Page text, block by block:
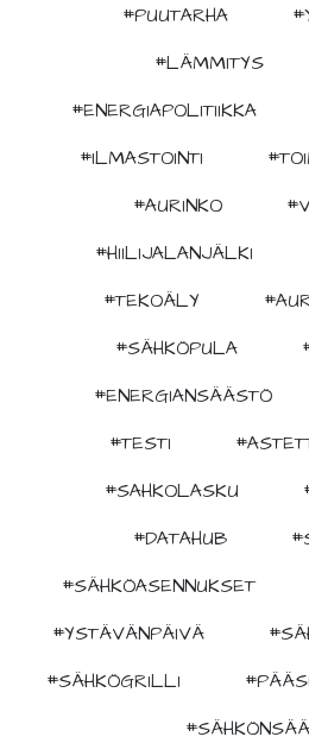
#PUUTARHA
#LÄMMITYS
#ENERGIAPOLITIIKKA
#ILMASTOINTI
#AURINKO
#HIILIJALANJÄLKI
#TEKOÄLY
#SÄHKÖPULA
#ENERGIANSÄÄSTÖ
#TESTI
#SAHKOLASKU
#DATAHUB
#SÄHKÖASENNUKSET
#YSTÄVÄNPÄIVÄ
#SÄHKÖGRILLI